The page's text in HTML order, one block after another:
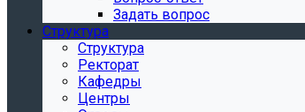
Задать вопрос
Структура
Структура
Ректорат
Кафедры
Центры